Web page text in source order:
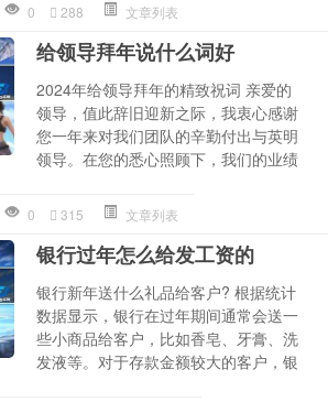
0 288 文章列表
给领导拜年说什么词好
2024年给领导拜年的精致祝词 亲爱的
领导，值此辞旧迎新之际，我衷心感谢
您一年来对我们团队的辛勤付出与英明
领导。在您的悉心照顾下，我们的业绩
0 315 文章列表
银行过年怎么给发工资的
银行新年送什么礼品给客户? 根据统计
数据显示，银行在过年期间通常会送一
些小商品给客户，比如香皂、牙膏、洗
发液等。对于存款金额较大的客户，银